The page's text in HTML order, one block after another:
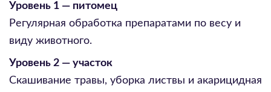
Уровень 1 — питомец
Регулярная обработка препаратами по весу и
виду животного.
Уровень 2 — участок
Скашивание травы, уборка листвы и акарицидная